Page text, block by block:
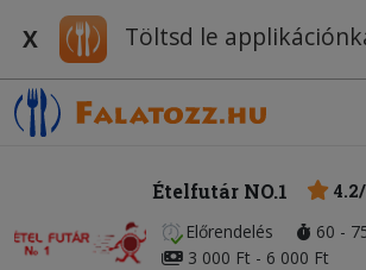
X Töltsd le
Ételfutár NO.1
Előrendelés
60 -
3 000 Ft - 6 000 Ft